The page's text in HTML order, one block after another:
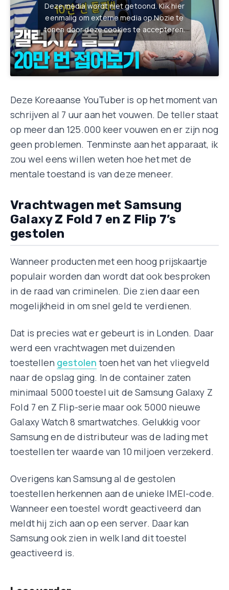
Deze media wordt niet getoond. Klik hier
eenmalig om externe media op Nozie te
tonen door deze cookies te accepteren.
Deze Koreaanse YouTuber is op het moment van
schrijven al 7 uur aan het vouwen. De teller staat
op meer dan 125.000 keer vouwen en er zijn nog
geen problemen. Tenminste aan het apparaat, ik
zou wel eens willen weten hoe het met de
mentale toestand is van deze meneer.
Vrachtwagen met Samsung
Galaxy Z Fold 7 en Z Flip 7’s
gestolen
Wanneer producten met een hoog prijskaartje
populair worden dan wordt dat ook besproken
in de raad van criminelen. Die zien daar een
mogelijkheid in om snel geld te verdienen.
Dat is precies wat er gebeurt is in Londen. Daar
werd een vrachtwagen met duizenden
toestellen gestolen toen het van het vliegveld
naar de opslag ging. In de container zaten
minimaal 5000 toestel uit de Samsung Galaxy Z
Fold 7 en Z Flip-serie maar ook 5000 nieuwe
Galaxy Watch 8 smartwatches. Gelukkig voor
Samsung en de distributeur was de lading met
toestellen ter waarde van 10 miljoen verzekerd.
Overigens kan Samsung al de gestolen
toestellen herkennen aan de unieke IMEI-code.
Wanneer een toestel wordt geactiveerd dan
meldt hij zich aan op een server. Daar kan
Samsung ook zien in welk land dit toestel
geactiveerd is.